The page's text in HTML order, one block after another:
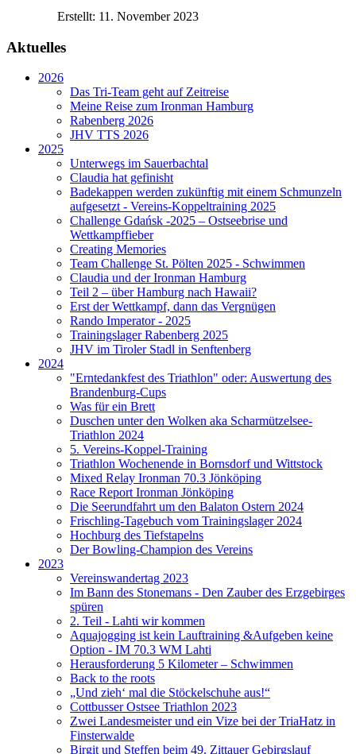
Erstellt: 11. November 2023
Aktuelles
2026
Das Tri-Team geht auf Zeitreise
Meine Reise zum Ironman Hamburg
Rabenberg 2026
JHV TTS 2026
2025
Unterwegs im Sauerbachtal
Claudia hat gefinisht
Badekappen werden zukünftig mit einem Schmunzeln
aufgesetzt - Vereins-Koppeltraining 2025
Challenge Gdańsk -2025 – Ostseebrise und
Wettkampffieber
Creating Memories
Team Challenge St. Pölten 2025 - Schwimmen
Claudia und der Ironman Hamburg
Teil 2 – über Hamburg nach Hawaii?
Erst der Wettkampf, dann das Vergnügen
Rando Imperator - 2025
Trainingslager Rabenberg 2025
JHV im Tiroler Stadl in Senftenberg
2024
"Erntedankfest des Triathlon" oder: Auswertung des
Brandenburg-Cups
Was für ein Brett
Duschen unter den Wolken aka Scharmützelsee-
Triathlon 2024
5. Vereins-Koppel-Training
Triathlon Wochenende in Bornsdorf und Wittstock
Mixed Relay Ironman 70.3 Jönköping
Race Report Ironman Jönköping
Die Seerundfahrt um den Balaton Ostern 2024
Frischling-Tagebuch vom Trainingslager 2024
Hochburg des Tiefstapelns
Der Bowling-Champion des Vereins
2023
Vereinswandertag 2023
Im Bann des Stonemans - Den Zauber des Erzgebirges
spüren
2. Teil - Lahti wir kommen
Aquajogging ist kein Lauftraining &Aufgeben keine
Option - IM 70.3 WM Lahti
Herausforderung 5 Kilometer – Schwimmen
Back to the roots
„Und zieh‘ mal die Stöckelschuhe aus!“
Cottbusser Ostsee Triathlon 2023
Zwei Landesmeister und ein Vize bei der TriaHatz in
Finsterwalde
Birgit und Steffen beim 49. Zittauer Gebirgslauf